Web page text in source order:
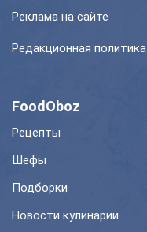
Реклама на сайте
Редакционная политика
FoodOboz
Рецепты
Шефы
Подборки
Новости кулинарии